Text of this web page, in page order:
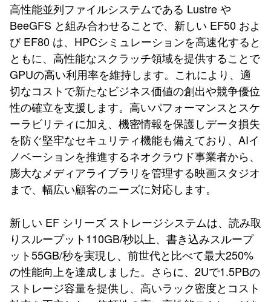
高性能並列ファイルシステムである Lustre や
BeeGFS と組み合わせることで、新しい EF50 およ
び EF80 は、HPCシミュレーションを高速化すると
ともに、高性能なスクラッチ領域を提供することで
GPUの高い利用率を維持します。これにより、適
切なコストで新たなビジネス価値の創出や競争優位
性の確立を支援します。高いパフォーマンスとスケ
ーラビリティに加え、機密情報を保護しデータ損失
を防ぐ堅牢なセキュリティ機能も備えており、AIイ
ノベーションを推進するネオクラウド事業者から、
膨大なメディアライブラリを管理する映画スタジオ
まで、幅広い顧客のニーズに対応します。
新しい EF シリーズ ストレージシステムは、読み取
りスループット110GB/秒以上、書き込みスループ
ット55GB/秒を実現し、前世代と比べて最大250%
の性能向上を達成しました。さらに、2Uで1.5PBの
ストレージ容量を提供し、高いラック密度とコスト